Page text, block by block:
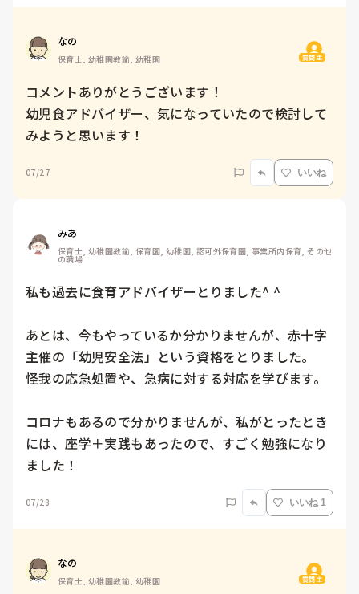
なの
保育士, 幼稚園教諭, 幼稚園 質問主
コメントありがとうございます！
幼児食アドバイザー、気になっていたので検討して
みようと思います！
07/27 いいね
みあ
保育士, 幼稚園教諭, 保育園, 幼稚園, 認可外保育園, 事業所内保育, その他
の職場
私も過去に食育アドバイザーとりました^ ^
あとは、今もやっているか分かりませんが、赤十字
主催の「幼児安全法」という資格をとりました。
怪我の応急処置や、急病に対する対応を学びます。
コロナもあるので分かりませんが、私がとったとき
には、座学＋実践もあったので、すごく勉強になり
ました！
07/28 いいね 1
なの
保育士, 幼稚園教諭, 幼稚園 質問主